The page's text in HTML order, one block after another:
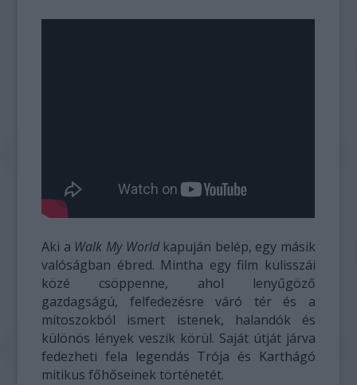
Aki a Walk My Worldkapuján belép, egy másik
valóságban ébred. Mintha egy film kulisszái
közé csöppenne, ahol lenyűgöző
gazdagságú, felfedezésre váró tér és a
mítoszokból ismert istenek, halandók és
különös lények veszik körül. Saját útját járva
fedezheti fela legendás Trója és Karthágó
mitikus főhőseinek történetét.